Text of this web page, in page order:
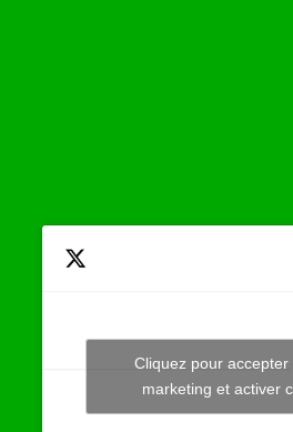
Tweets by
Cliquez pour accepter
marketing et activer